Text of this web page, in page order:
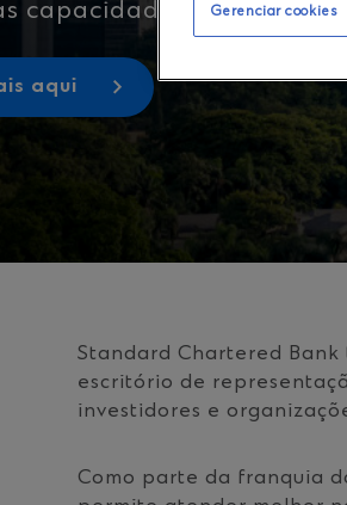
capacidades diversas
aqui
Standard Chartered Bank
escritório de
investidores e
Como parte da franquia
Gerenciar cookies